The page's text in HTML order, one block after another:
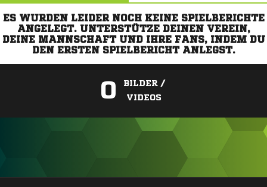
ES WURDEN LEIDER NOCH KEINE SPIELBERICHTE
ANGELEGT. UNTERSTÜTZE DEINEN VEREIN,
DEINE MANNSCHAFT UND IHRE FANS, INDEM DU
DEN ERSTEN SPIELBERICHT ANLEGST.
0
BILDER /
VIDEOS